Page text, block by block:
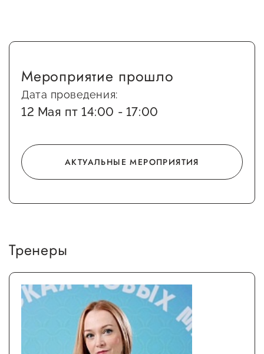
Сервисы для бизнеса
О фонде
Общая информация
Органы управления и надзора
Мероприятие прошло
Дата проведения:
12 Мая пт 14:00 - 17:00
АКТУАЛЬНЫЕ МЕРОПРИЯТИЯ
Тренеры